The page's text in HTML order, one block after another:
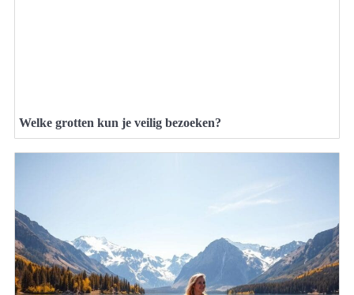
Welke grotten kun je veilig bezoeken?